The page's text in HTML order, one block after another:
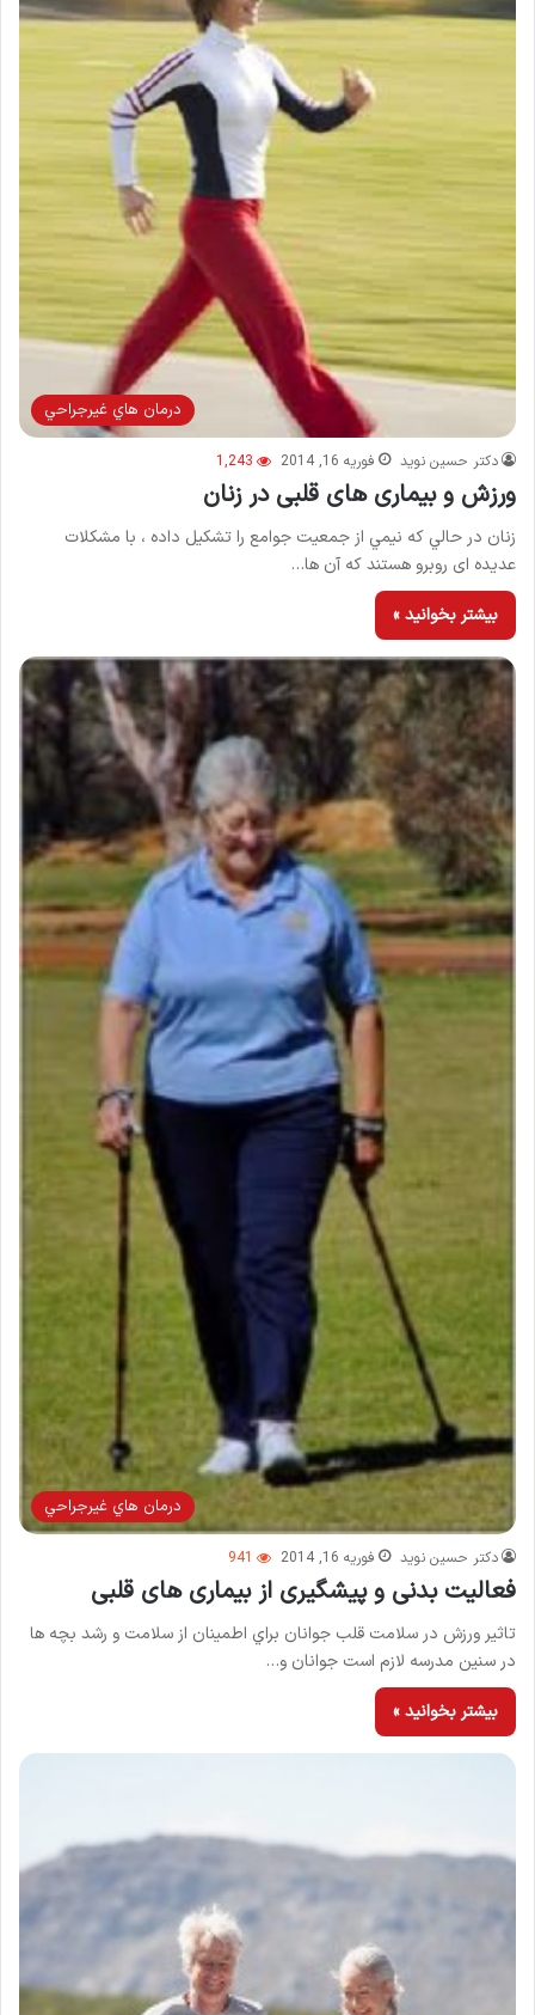
درمان هاي غيرجراحي
دکتر حسین نوید فوریه 16, 2014 1,243
ورزش و بيماری های قلبی در زنان
زنان در حالي كه نيمي از جمعيت جوامع را تشكيل داده ، با مشكلات
عديده ای روبرو هستند كه آن ها…
بیشتر بخوانید »
درمان هاي غيرجراحي
دکتر حسین نوید فوریه 16, 2014 941
فعاليت بدنی و پیشگیری از بیماری های قلبی
تاثیر ورزش در سلامت قلب جوانان براي اطمينان از سلامت و رشد بچه ها
در سنين مدرسه لازم است جوانان و…
بیشتر بخوانید »